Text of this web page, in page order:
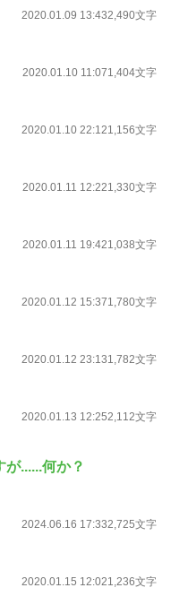
2020.01.09 13:432,490文字
2020.01.10 11:071,404文字
2020.01.10 22:121,156文字
2020.01.11 12:221,330文字
2020.01.11 19:421,038文字
2020.01.12 15:371,780文字
2020.01.12 23:131,782文字
2020.01.13 12:252,112文字
......何か？
2024.06.16 17:332,725文字
2020.01.15 12:021,236文字